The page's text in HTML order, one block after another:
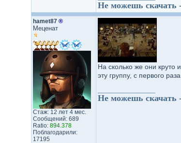
Не можешь
hamet87 ®
Меценат
Стаж: 12 лет 4 мес.
Сообщений: 689
Ratio: 894.378
Поблагодарили:
17195
На сколько же они круто
эту группу, с первого
Не можешь